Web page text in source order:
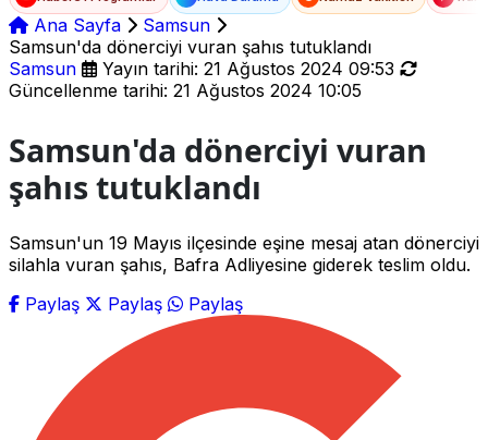
Ana Sayfa
Samsun
Samsun'da dönerciyi vuran şahıs tutuklandı
Samsun
Yayın tarihi: 21 Ağustos 2024 09:53
Güncellenme tarihi: 21 Ağustos 2024 10:05
Samsun'da dönerciyi vuran
şahıs tutuklandı
Samsun'un 19 Mayıs ilçesinde eşine mesaj atan dönerciyi
silahla vuran şahıs, Bafra Adliyesine giderek teslim oldu.
Paylaş
Paylaş Paylaş